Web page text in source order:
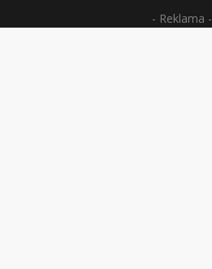
- Reklama -